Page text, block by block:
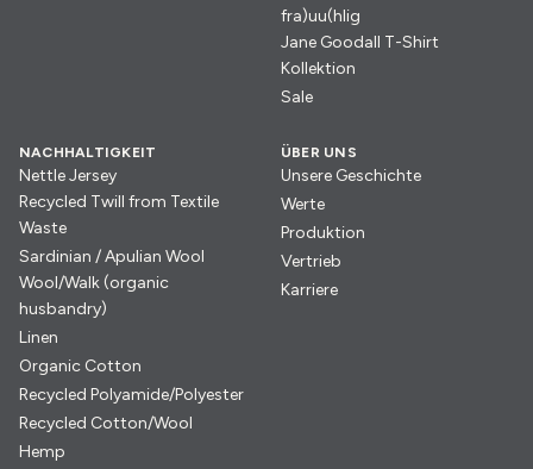
fra)uu(hlig
Jane Goodall T-Shirt
Kollektion
Sale
NACHHALTIGKEIT
Nettle Jersey
Recycled Twill from Textile
Waste
Sardinian / Apulian Wool
Wool/Walk (organic
husbandry)
Linen
Organic Cotton
Recycled Polyamide/Polyester
Recycled Cotton/Wool
Hemp
ÜBER UNS
Unsere Geschichte
Werte
Produktion
Vertrieb
Karriere